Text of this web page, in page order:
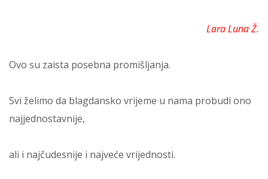
Lara Luna Ž.
Ovo su zaista posebna promišljanja.
Svi želimo da blagdansko vrijeme u nama probudi ono
najjednostavnije,
ali i najčudesnije i najveće vrijednosti.